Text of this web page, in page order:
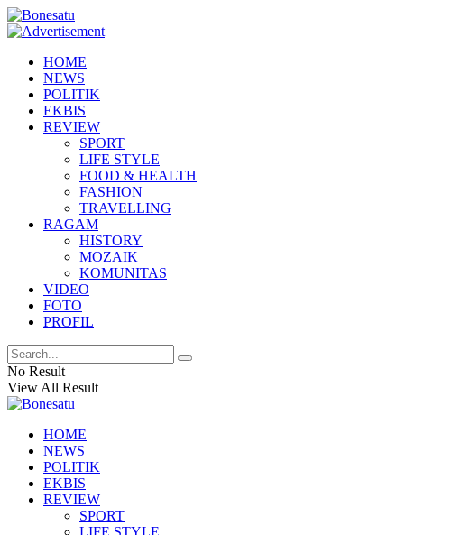
HOME
NEWS
POLITIK
EKBIS
REVIEW
SPORT
LIFE STYLE
FOOD & HEALTH
FASHION
TRAVELLING
RAGAM
HISTORY
MOZAIK
KOMUNITAS
VIDEO
FOTO
PROFIL
No Result
View All Result
HOME
NEWS
POLITIK
EKBIS
REVIEW
SPORT
LIFE STYLE